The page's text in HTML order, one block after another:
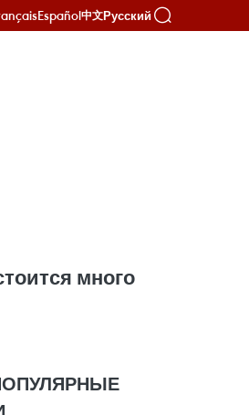
Español中文Русский
много